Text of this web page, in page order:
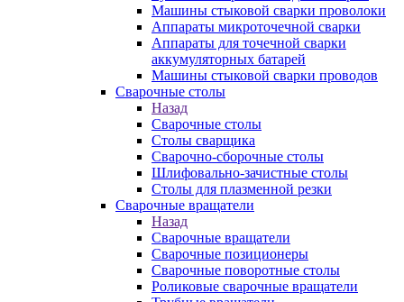
Машины стыковой сварки проволоки
Аппараты микроточечной сварки
Аппараты для точечной сварки
аккумуляторных батарей
Машины стыковой сварки проводов
Сварочные столы
Назад
Сварочные столы
Столы сварщика
Сварочно-сборочные столы
Шлифовально-зачистные столы
Столы для плазменной резки
Сварочные вращатели
Назад
Сварочные вращатели
Сварочные позиционеры
Сварочные поворотные столы
Роликовые сварочные вращатели